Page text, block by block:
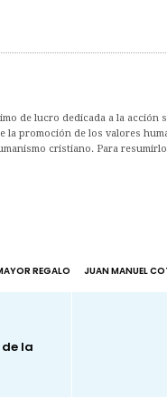
de lucro dedicada a la acción
la promoción de los valores
cristiano. Para
REGALO JUAN MANUEL
la